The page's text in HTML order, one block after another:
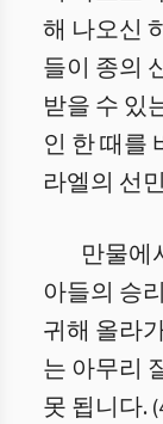
해 나오신
들이 종의
받을 수 있
인 한 때를
라엘의 선
만물에
아들의 승
귀해 올라
는 아무리
못 됩니다. (